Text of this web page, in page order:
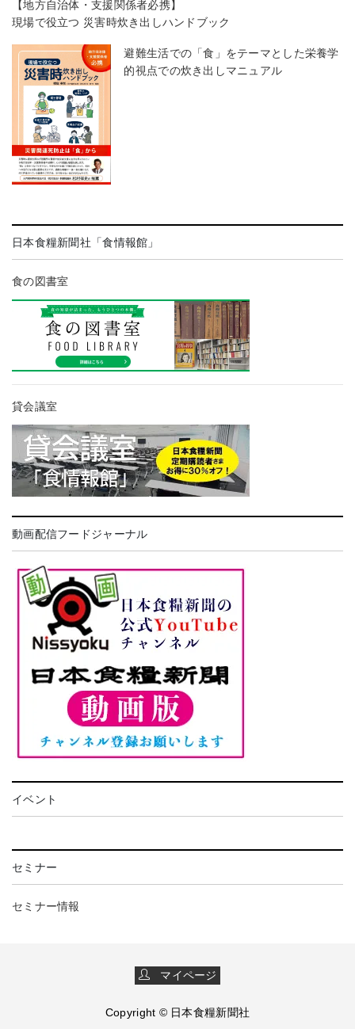
【地方自治体・支援関係者必携】
現場で役立つ 災害時炊き出しハンドブック
避難生活での「食」をテーマとした栄養学
的視点での炊き出しマニュアル
日本食糧新聞社「食情報館」
食の図書室
貸会議室
動画配信フードジャーナル
イベント
セミナー
セミナー情報
マイページ
Copyright © 日本食糧新聞社